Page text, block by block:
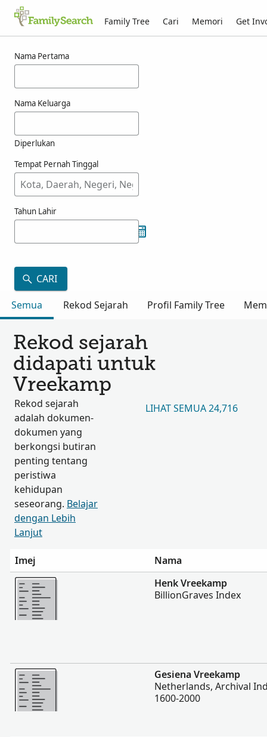
Family Tree Cari Memori Get
Nama Pertama
Nama Keluarga
Diperlukan
Tempat Pernah Tinggal
Tahun Lahir
CARI
Semua
Rekod Sejarah Profil Family Tree
Rekod sejarah
didapati untuk
Vreekamp
Rekod sejarah
adalah dokumen-
dokumen yang
berkongsi butiran
penting tentang
peristiwa
kehidupan
seseorang. Belajar
dengan Lebih
Lanjut
LIHAT SEMUA 24,716
Imej
Nama
Lebih
Henk Vreekamp
BillionGraves Index
Lebih
Gesiena Vreekamp
Netherlands, Archival
1600-2000